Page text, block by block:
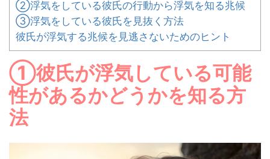
②浮気をしている彼氏の行動から浮気を知る兆候
③浮気をしている彼氏を見抜く方法
彼氏が浮気する兆候を見逃さないためのヒント
①彼氏が浮気している可能
性があるかどうかを知る方
法